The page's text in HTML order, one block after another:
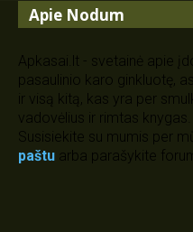
Apie Nodum
Apkasai.lt - svetainė apie
pasaulinio karo ginkluotę,
ir visą kitą, kas yra per
vadovėlius ir rimtas
Susisiekite su mumis per
paštu arba parašykite